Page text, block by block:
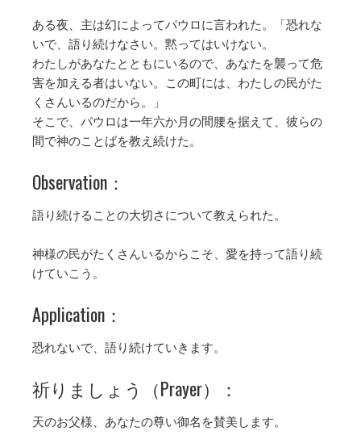
ある夜、主は幻によってパウロに言われた。「恐れな
いで、語り続けなさい。黙ってはいけない。
わたしがあなたとともにいるので、あなたを襲って危
害を加える者はいない。この町には、わたしの民がた
くさんいるのだから。」
そこで、パウロは一年六か月の間腰を据えて、彼らの
間で神のことばを教え続けた。
Observation：
語り続けることの大切さについて教えられた。
神様の民がたくさんいるからこそ、愛を持って語り続
けていこう。
Application：
恐れないで、語り続けていきます。
祈りましょう（Prayer）：
天のお父様、あなたの尊い御名を賛美します。